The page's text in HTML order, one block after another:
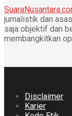
jurnalistik dan
saja objektif dan
membangkitkan
Disclaimer
Karier